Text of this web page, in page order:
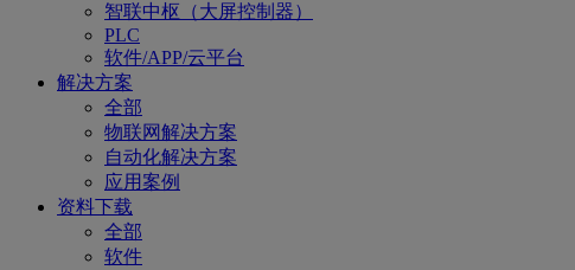
智联中枢（大屏控制器）
PLC
软件/APP/云平台
解决方案
全部
物联网解决方案
自动化解决方案
应用案例
资料下载
全部
软件